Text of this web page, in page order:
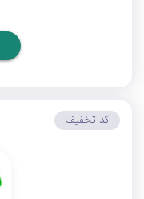
کد تخفیف